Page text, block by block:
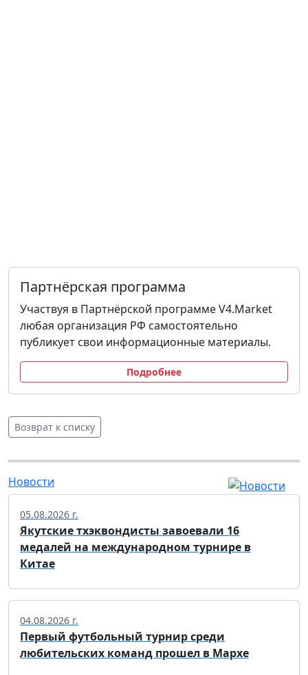
Партнёрская программа
Участвуя в Партнёрской программе V4.Market
любая организация РФ самостоятельно
публикует свои информационные материалы.
Подробнее
Возврат к списку
Новости
05.08.2026 г.
Якутские тхэквондисты завоевали 16
медалей на международном турнире в
Китае
04.08.2026 г.
Первый футбольный турнир среди
любительских команд прошел в Мархе